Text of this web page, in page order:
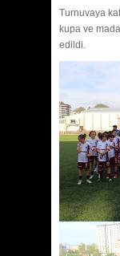
Turnuvaya
kupa ve
edildi.